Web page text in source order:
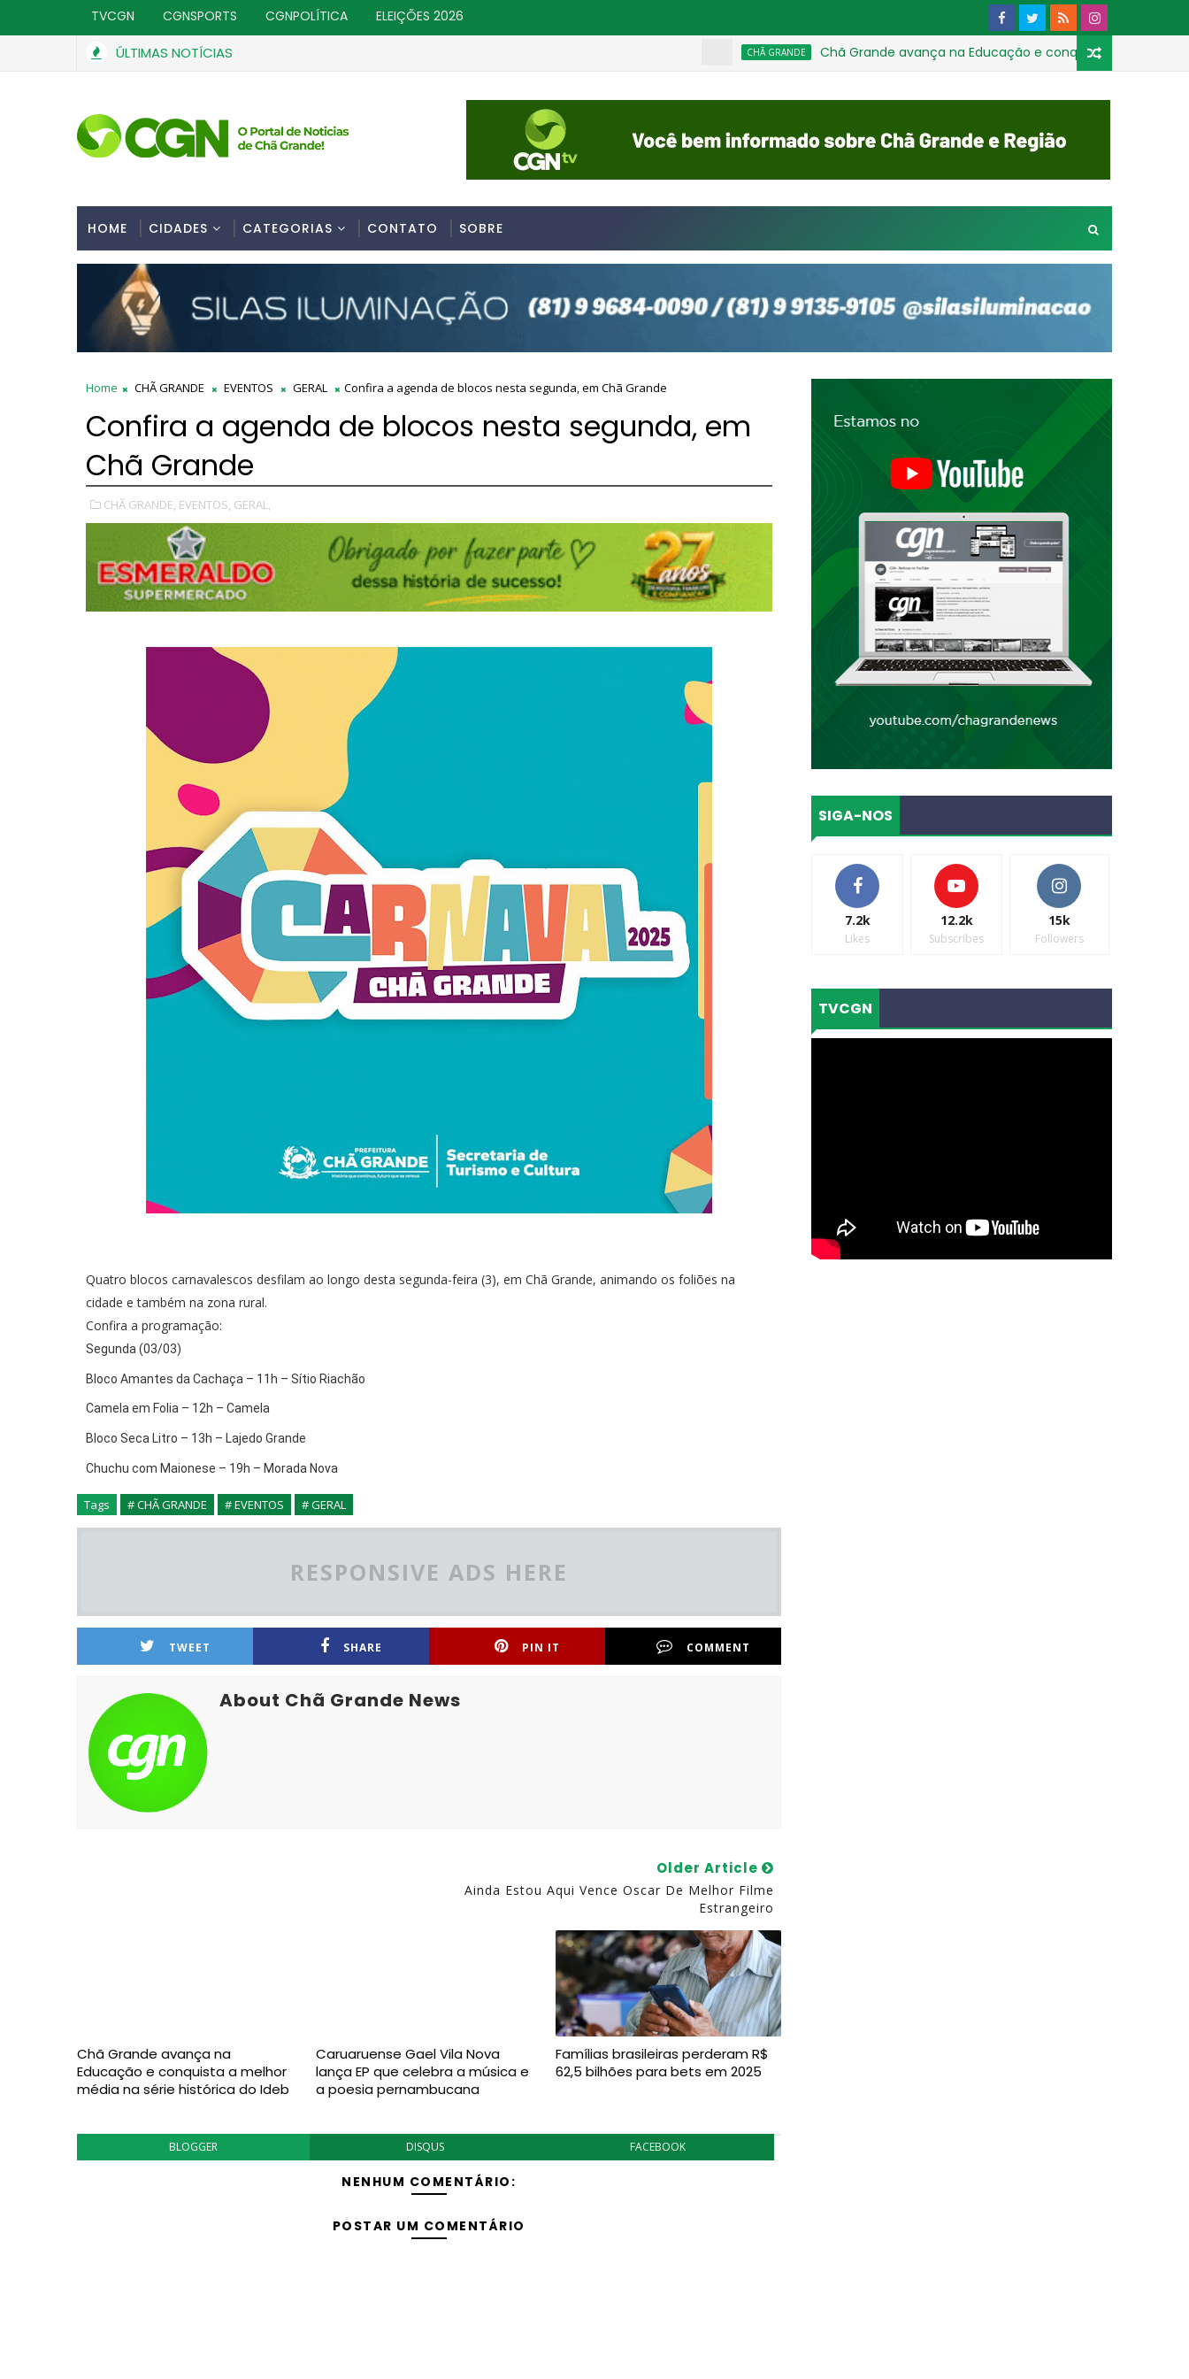
TVCGN CGNSPORTS CGNPOLÍTICA ELEIÇÕES 2026
ÚLTIMAS NOTÍCIAS CHÃ GRANDE Chã Grande avança na Educação e conquista a melhor média
HOME CIDADES CATEGORIAS CONTATO SOBRE
Home CHÃ GRANDE EVENTOS GERAL Confira a agenda de blocos nesta segunda, em Chã Grande
Confira a agenda de blocos nesta segunda, em
Chã Grande
CHÃ GRANDE, EVENTOS, GERAL,
Quatro blocos carnavalescos desfilam ao longo desta segunda-feira (3), em Chã Grande, animando os foliões na
cidade e também na zona rural.
Confira a programação:
Segunda (03/03)
Bloco Amantes da Cachaça – 11h – Sítio Riachão
Camela em Folia – 12h – Camela
Bloco Seca Litro – 13h – Lajedo Grande
Chuchu com Maionese – 19h – Morada Nova
Tags # CHÃ GRANDE # EVENTOS # GERAL
RESPONSIVE ADS HERE
TWEET SHARE PIN IT COMMENT
About Chã Grande News
Older Article
Ainda Estou Aqui Vence Oscar De Melhor Filme
Estrangeiro
Chã Grande avança na
Educação e conquista a melhor
média na série histórica do Ideb
Caruaruense Gael Vila Nova
lança EP que celebra a música e
a poesia pernambucana
Famílias brasileiras perderam R$
62,5 bilhões para bets em 2025
BLOGGER DISQUS FACEBOOK
NENHUM COMENTÁRIO:
POSTAR UM COMENTÁRIO
SIGA-NOS
7.2k
Likes
12.2k
Subscribes
15k
Followers
TVCGN